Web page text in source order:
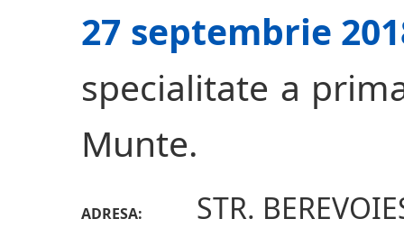
27 septembrie
specialitate a
Munte.
ADRESA: STR.